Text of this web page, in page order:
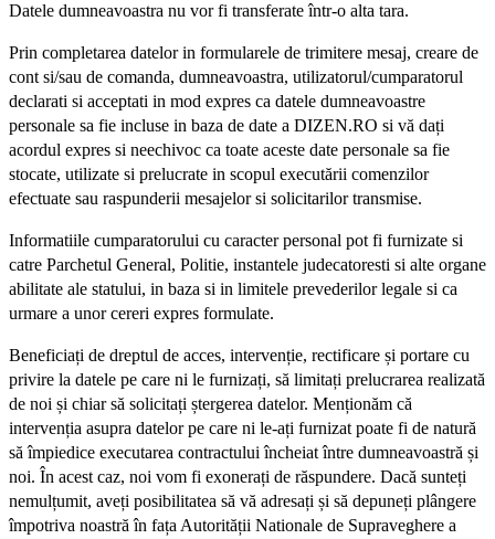
Datele dumneavoastra nu vor fi transferate într-o alta tara.
Prin completarea datelor in formularele de trimitere mesaj, creare de
cont si/sau de comanda, dumneavoastra, utilizatorul/cumparatorul
declarati si acceptati in mod expres ca datele dumneavoastre
personale sa fie incluse in baza de date a DIZEN.RO si vă dați
acordul expres si neechivoc ca toate aceste date personale sa fie
stocate, utilizate si prelucrate in scopul executării comenzilor
efectuate sau raspunderii mesajelor si solicitarilor transmise.
Informatiile cumparatorului cu caracter personal pot fi furnizate si
catre Parchetul General, Politie, instantele judecatoresti si alte organe
abilitate ale statului, in baza si in limitele prevederilor legale si ca
urmare a unor cereri expres formulate.
Beneficiați de dreptul de acces, intervenție, rectificare și portare cu
privire la datele pe care ni le furnizați, să limitați prelucrarea realizată
de noi și chiar să solicitați ștergerea datelor. Menționăm că
intervenția asupra datelor pe care ni le-ați furnizat poate fi de natură
să împiedice executarea contractului încheiat între dumneavoastră și
noi. În acest caz, noi vom fi exonerați de răspundere. Dacă sunteți
nemulțumit, aveți posibilitatea să vă adresați și să depuneți plângere
împotriva noastră în fața Autorității Nationale de Supraveghere a